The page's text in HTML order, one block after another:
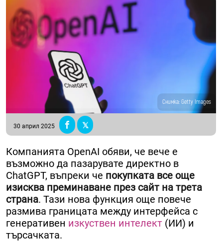
Снимка: Getty Images
30 април 2025
Компанията OpenAI обяви, че вече е
възможно да пазарувате директно в
ChatGPT, въпреки че покупката все още
изисква преминаване през сайт на трета
страна. Тази нова функция още повече
размива границата между интерфейса с
генеративен изкуствен интелект (ИИ) и
търсачката.